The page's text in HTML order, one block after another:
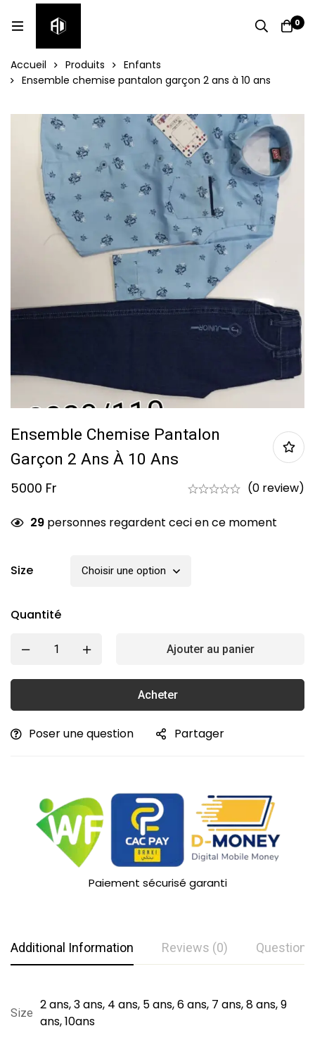
0
Accueil Produits
Enfants
Ensemble chemise pantalon garçon 2 ans à 10 ans
Ensemble Chemise Pantalon
Garçon 2 Ans À 10 Ans
5000 Fr (0 review)
29 personnes regardent ceci en ce moment
Size
Quantité
Ajouter au panier
Acheter
Poser une question Partager
Paiement sécurisé garanti
Additional Information Reviews (0) Questions
Size
2 ans, 3 ans, 4 ans, 5 ans, 6 ans, 7 ans, 8 ans, 9
ans, 10ans
Notation et évaluation
Basé sur 0 Review
Questions et réponses
Question